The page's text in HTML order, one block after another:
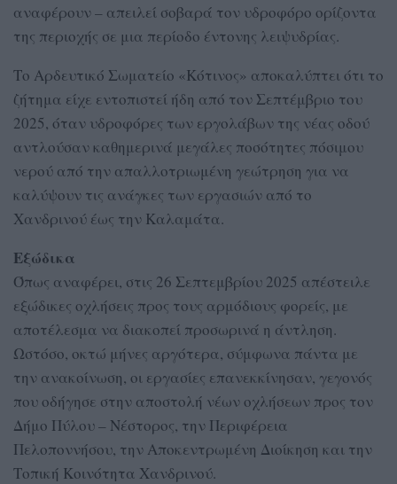
αναφέρουν – απειλεί σοβαρά τον υδροφόρο ορίζοντα
της περιοχής σε μια περίοδο έντονης λειψυδρίας.
Το Αρδευτικό Σωματείο «Κότινος» αποκαλύπτει ότι το
ζήτημα είχε εντοπιστεί ήδη από τον Σεπτέμβριο του
2025, όταν υδροφόρες των εργολάβων της νέας οδού
αντλούσαν καθημερινά μεγάλες ποσότητες πόσιμου
νερού από την απαλλοτριωμένη γεώτρηση για να
καλύψουν τις ανάγκες των εργασιών από το
Χανδρινού έως την Καλαμάτα.
Εξώδικα
Όπως αναφέρει, στις 26 Σεπτεμβρίου 2025 απέστειλε
εξώδικες οχλήσεις προς τους αρμόδιους φορείς, με
αποτέλεσμα να διακοπεί προσωρινά η άντληση.
Ωστόσο, οκτώ μήνες αργότερα, σύμφωνα πάντα με
την ανακοίνωση, οι εργασίες επανεκκίνησαν, γεγονός
που οδήγησε στην αποστολή νέων οχλήσεων προς τον
Δήμο Πύλου – Νέστορος, την Περιφέρεια
Πελοποννήσου, την Αποκεντρωμένη Διοίκηση και την
Τοπική Κοινότητα Χανδρινού.